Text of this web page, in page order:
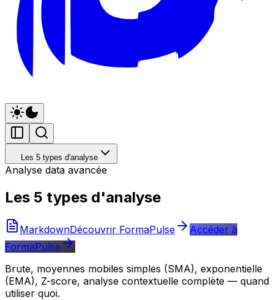
Les 5 types d'analyse
Analyse data avancée
Les 5 types d'analyse
MarkdownDécouvrir FormaPulse
Accéder à
FormaPulse
Brute, moyennes mobiles simples (SMA), exponentielle
(EMA), Z-score, analyse contextuelle complète — quand
utiliser quoi.